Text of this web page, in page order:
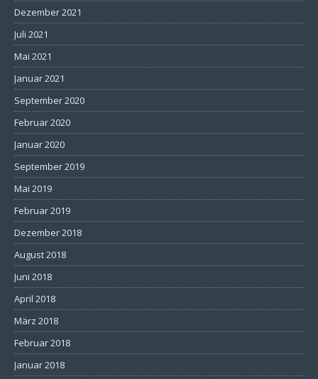
Dezember 2021
Juli 2021
Mai 2021
Januar 2021
September 2020
Februar 2020
Januar 2020
September 2019
Mai 2019
Februar 2019
Dezember 2018
August 2018
Juni 2018
April 2018
März 2018
Februar 2018
Januar 2018